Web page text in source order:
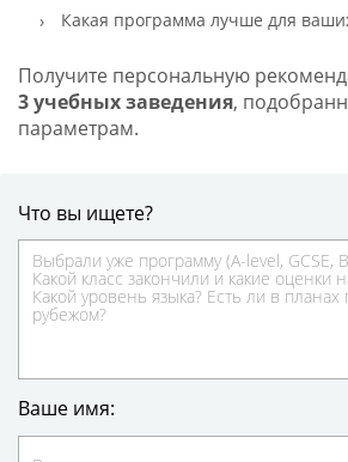
Какая программа лучше для
Получите персональную
3 учебных заведения,
параметрам.
Что вы ищете?
Ваше имя: